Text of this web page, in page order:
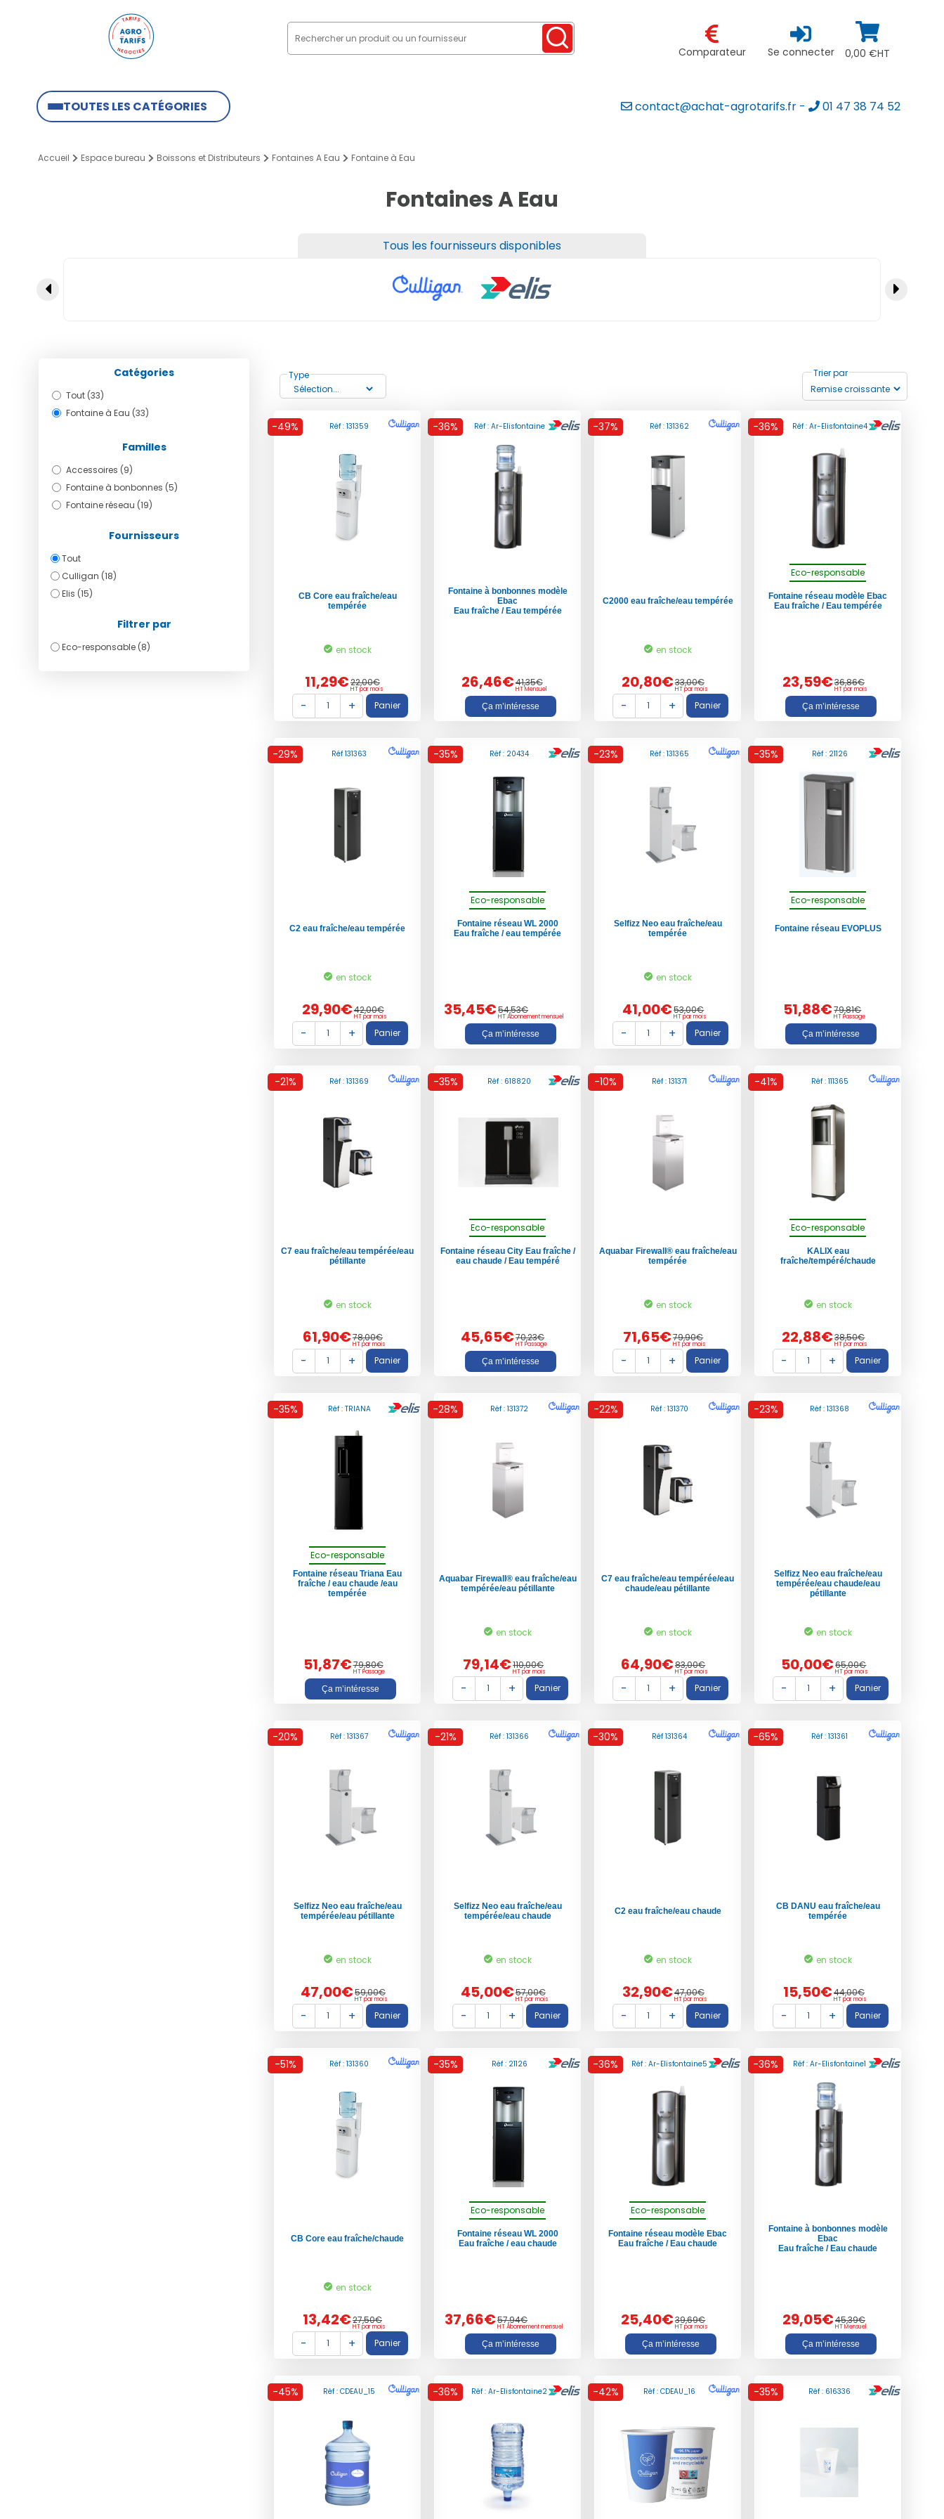
Comparateur Se connecter 0,00 €HT
TOUTES LES CATÉGORIES contact@achat-agrotarifs.fr - 01 47 38 74 52
Accueil Espace bureau Boissons et Distributeurs Fontaines A Eau Fontaine à Eau
Fontaines A Eau
Tous les fournisseurs disponibles
Catégories
Tout (33)
Fontaine à Eau (33)
Familles
Accessoires (9)
Fontaine à bonbonnes (5)
Fontaine réseau (19)
Fournisseurs
Tout
Culligan (18)
Elis (15)
Filtrer par
Eco-responsable (8)
Type Trier par
-49% Réf : 131359
CB Core eau fraîche/eau
tempérée
en stock
11,29€22,00€
HT par mois
-36% Réf : Ar-Elisfontaine
Fontaine à bonbonnes modèle
Ebac
Eau fraîche / Eau tempérée
26,46€41,35€
HT Mensuel
Ça m’intéresse
-37% Réf : 131362
C2000 eau fraîche/eau tempérée
en stock
20,80€33,00€
HT par mois
-36% Réf : Ar-Elisfontaine4
Eco-responsable
Fontaine réseau modèle Ebac
Eau fraîche / Eau tempérée
23,59€36,86€
HT par mois
Ça m’intéresse
-29% Réf 131363
C2 eau fraîche/eau tempérée
en stock
29,90€42,00€
HT par mois
-35% Réf : 20434
Eco-responsable
Fontaine réseau WL 2000
Eau fraîche / eau tempérée
35,45€54,53€
HT Abonnement mensuel
Ça m’intéresse
-23% Réf : 131365
Selfizz Neo eau fraîche/eau
tempérée
en stock
41,00€53,00€
HT par mois
-35% Réf : 21126
Eco-responsable
Fontaine réseau EVOPLUS
51,88€79,81€
HT Passage
Ça m’intéresse
-21% Réf : 131369
C7 eau fraîche/eau tempérée/eau
pétillante
en stock
61,90€78,00€
HT par mois
-35% Réf : 618820
Eco-responsable
Fontaine réseau CityEau fraîche /
eau chaude / Eau tempéré
45,65€70,23€
HT Passage
Ça m’intéresse
-10% Réf : 131371
Aquabar Firewall® eau fraîche/eau
tempérée
en stock
71,65€79,90€
HT par mois
-41% Réf : 111365
Eco-responsable
KALIX eau
fraîche/tempéré/chaude
en stock
22,88€38,50€
HT par mois
-35% Réf : TRIANA
Eco-responsable
Fontaine réseauTriana Eau
fraîche / eau chaude /eau
tempérée
51,87€79,80€
HT Passage
Ça m’intéresse
-28% Réf : 131372
Aquabar Firewall® eau fraîche/eau
tempérée/eau pétillante
en stock
79,14€110,00€
HT par mois
-22% Réf : 131370
C7 eau fraîche/eau tempérée/eau
chaude/eau pétillante
en stock
64,90€83,00€
HT par mois
-23% Réf : 131368
Selfizz Neo eau fraîche/eau
tempérée/eau chaude/eau
pétillante
en stock
50,00€65,00€
HT par mois
-20% Réf : 131367
Selfizz Neo eau fraîche/eau
tempérée/eau pétillante
en stock
47,00€59,00€
HT par mois
-21% Réf : 131366
Selfizz Neo eau fraîche/eau
tempérée/eau chaude
en stock
45,00€57,00€
HT par mois
-30% Réf 131364
C2 eau fraîche/eau chaude
en stock
32,90€47,00€
HT par mois
-65% Réf : 131361
CB DANU eau fraîche/eau
tempérée
en stock
15,50€44,00€
HT par mois
-51% Réf : 131360
CB Core eau fraîche/chaude
en stock
13,42€27,50€
HT par mois
-35% Réf : 21126
Eco-responsable
Fontaine réseau WL 2000
Eau fraîche / eau chaude
37,66€57,94€
HT Abonnement mensuel
Ça m’intéresse
-36% Réf : Ar-Elisfontaine5
Eco-responsable
Fontaine réseau modèle Ebac
Eau fraîche / Eau chaude
25,40€39,69€
HT par mois
Ça m’intéresse
-36% Réf : Ar-Elisfontaine1
Fontaine à bonbonnes modèle
Ebac
Eau fraîche / Eau chaude
29,05€45,39€
HT Mensuel
Ça m’intéresse
-45% Réf : CDEAU_15 -36% Réf : Ar-Elisfontaine2 -42% Réf : CDEAU_16 -35% Réf : 616336